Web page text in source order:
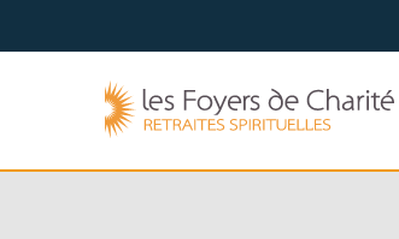
au
contenu